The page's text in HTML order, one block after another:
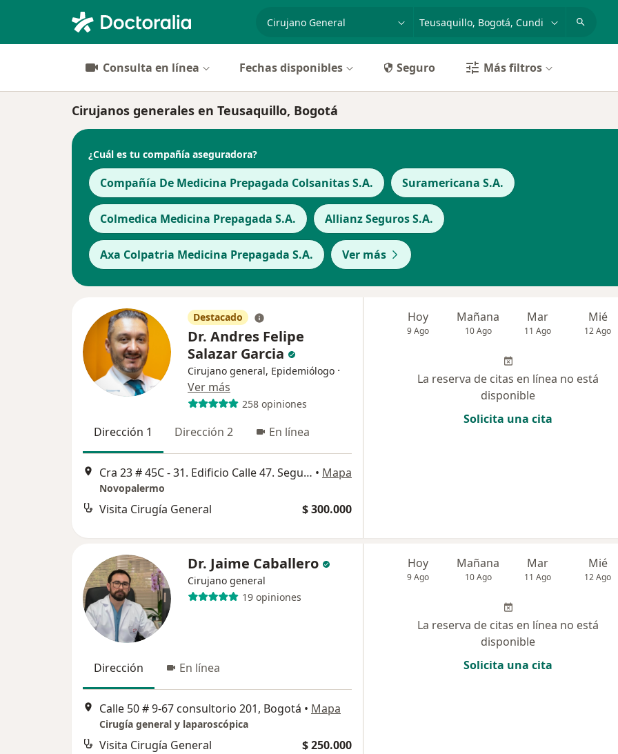
Consulta en línea Fechas disponibles Seguro Más filtros
Cirujanos generales en Teusaquillo, Bogotá
¿Cuál es tu compañía aseguradora?
Compañía De Medicina Prepagada Colsanitas S.A. Suramericana S.A.
Colmedica Medicina Prepagada S.A. Allianz Seguros S.A.
Axa Colpatria Medicina Prepagada S.A. Ver más
Destacado
Dr. Andres Felipe
Salazar Garcia
Cirujano general, Epidemiólogo ·
Ver más
258 opiniones
Dirección 1 Dirección 2 En línea
Cra 23 # 45C - 31. Edificio Calle 47. Segundo piso, costado sur. , Bogotá • Mapa
Novopalermo
Visita Cirugía General $ 300.000
Hoy
9 Ago
Mañana
10 Ago
Mar
11 Ago
Mié
12 Ago
La reserva de citas en línea no está
disponible
Solicita una cita
Dr. Jaime Caballero
Cirujano general
19 opiniones
Dirección En línea
Calle 50 # 9-67 consultorio 201, Bogotá • Mapa
Cirugía general y laparoscópica
Visita Cirugía General $ 250.000
Hoy
9 Ago
Mañana
10 Ago
Mar
11 Ago
Mié
12 Ago
La reserva de citas en línea no está
disponible
Solicita una cita